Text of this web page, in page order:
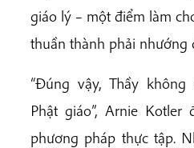
giáo lý – một điểm làm
thuần thành phải nhướng
“Đúng vậy, Thầy
Phật giáo”, Arnie
phương pháp thực tập.